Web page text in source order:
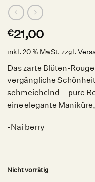
€21,00
inkl. 20 % MwSt. zzgl.
Das zarte Blüten-
vergängliche
schmeichelnd – pure
eine elegante
-Nailberry
Nicht vorrätig